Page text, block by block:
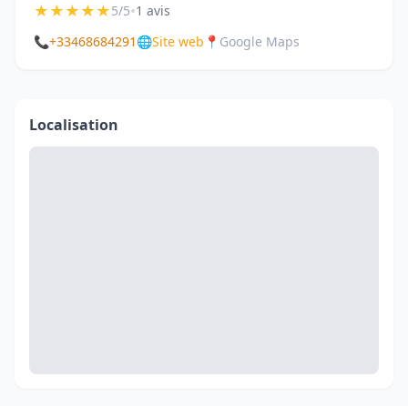
★★★★★5/5•1 avis
📞+33468684291 🌐Site web 📍 Google Maps
Localisation